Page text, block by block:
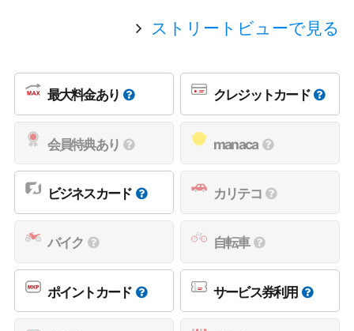
ストリートビューで見る
最大料金あり クレジットカード
会員特典あり manaca
ビジネスカード カリテコ
バイク 自転車
ポイントカード サービス券利用